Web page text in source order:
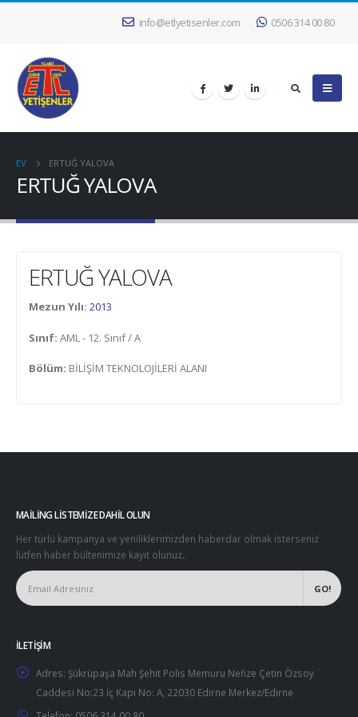
info@etlyetisenler.com 0506 314 00 80
EV ERTUĞ YALOVA
ERTUĞ YALOVA
ERTUĞ YALOVA
Mezun Yılı: 2013
Sınıf: AML - 12. Sınıf / A
Bölüm: BİLİŞİM TEKNOLOJİLERİ ALANI
MAILING LISTEMIZE DAHIL OLUN
Her türlü kampanya ve yeniliklerimizden haberdar olmak isterseniz
lütfen haber bültenimize kayıt olunuz..
İLETIŞIM
Adres: Şükrüpaşa Mah Şehit Polis Memuru Nefize Çetin Özsoy
Caddesi No:23 İç Kapı No: A, 22030 Edirne Merkez/Edirne